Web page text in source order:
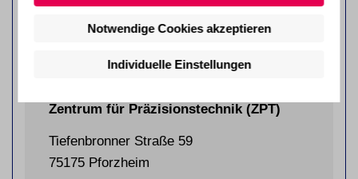
Zentrum für Präzisionstechnik (ZPT)
Tiefenbronner Straße 59
75175 Pforzheim
Notwendige Cookies akzeptieren
Individuelle Einstellungen